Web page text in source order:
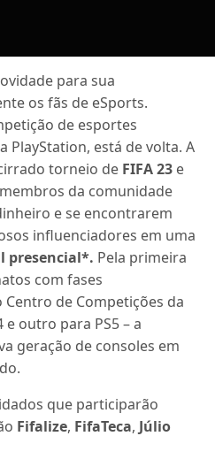
para sua
os fãs de eSports.
de esportes
PlayStation, está de volta. A
torneio de FIFA 23 e
da comunidade
e se encontrarem
influenciadores em uma
presencial*. Pela primeira
com fases
de Competições da
e outro para PS5 – a
geração de consoles em
que participarão
Fifalize, FifaTeca, Júlio